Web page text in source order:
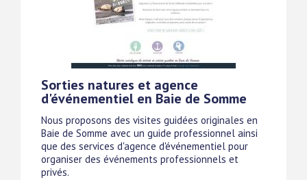
Sorties natures et agence
d'événementiel en Baie de Somme
Nous proposons des visites guidées originales en
Baie de Somme avec un guide professionnel ainsi
que des services d'agence d'événementiel pour
organiser des événements professionnels et
privés.